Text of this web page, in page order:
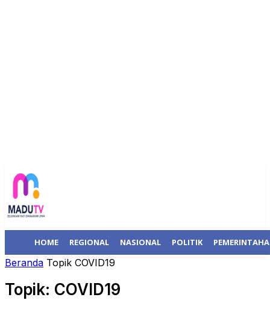
HOME REGIONAL NASIONAL POLITIK
Beranda Topik COVID19
Topik: COVID19